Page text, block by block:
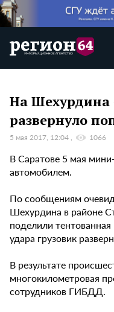
На Шехурдина
развернуло
5 мая 2017, 12:04 1066
В Саратове 5 мая
автомобилем.
По сообщениям
Шехурдина в районе
поделили
удара грузовик
В результате
многокилометровая
сотрудников ГИБДД.